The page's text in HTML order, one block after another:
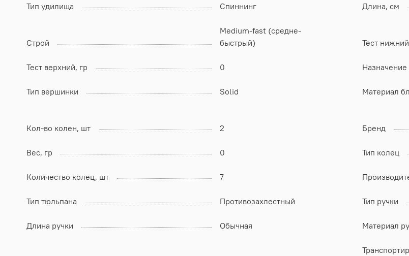
Тип удилища Спиннинг Длина, см
Строй
Medium-fast (средне-
быстрый)
Тест
Тест верхний, гр 0
Тип вершинки Solid Материал
Кол-во колен, шт 2 Бренд
Вес, гр 0 Тип колец
Количество колец, шт 7
Тип тюльпана Противозахлестный Тип ручки
Длина ручки Обычная Материал